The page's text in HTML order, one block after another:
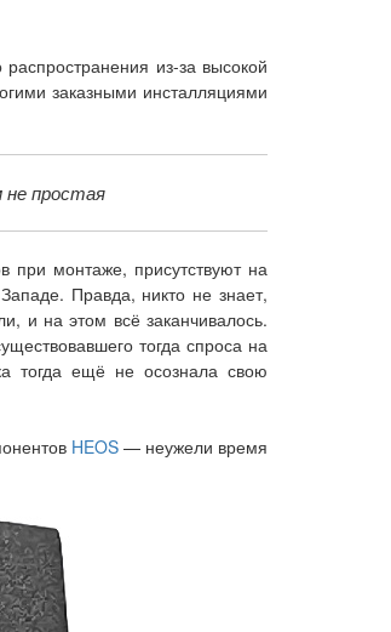
из-за высокой
заказными инсталляциями
простая
при монтаже, присутствуют на
Правда, никто не знает,
и на этом всё заканчивалось.
тогда спроса на
тогда ещё не осознала свою
HEOS— неужели время